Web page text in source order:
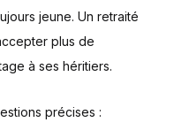
jeune. Un retraité
plus de
à ses héritiers.
précises :